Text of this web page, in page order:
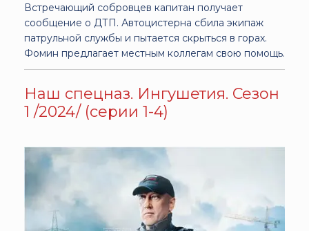
Встречающий собровцев капитан получает
сообщение о ДТП. Автоцистерна сбила экипаж
патрульной службы и пытается скрыться в горах.
Фомин предлагает местным коллегам свою помощь.
Наш спецназ. Ингушетия. Сезон
1 /2024/ (серии 1-4)